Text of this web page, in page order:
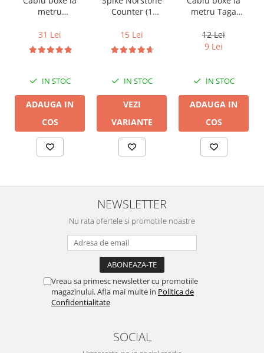
metru
DB 16/2,
conductor cupru
LGC
31 Lei
IN STOC
ADAUGA IN
COS
Counter (1
15 Lei
IN STOC
VEZI
VARIANTE
metru Taga
14B, 2 x 2mm
12 Lei
9 Lei
IN STOC
ADAUGA IN
COS
NEWSLETTER
Nu rata ofertele si promotiile noastre
Vreau sa primesc newsletter cu promotiile
magazinului. Afla mai multe in Politica de
Confidentialitate
SOCIAL